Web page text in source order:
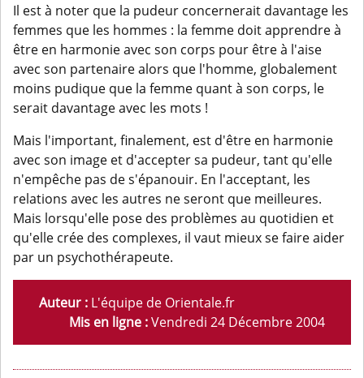
Il est à noter que la pudeur concernerait davantage les
femmes que les hommes : la femme doit apprendre à
être en harmonie avec son corps pour être à l'aise
avec son partenaire alors que l'homme, globalement
moins pudique que la femme quant à son corps, le
serait davantage avec les mots !
Mais l'important, finalement, est d'être en harmonie
avec son image et d'accepter sa pudeur, tant qu'elle
n'empêche pas de s'épanouir. En l'acceptant, les
relations avec les autres ne seront que meilleures.
Mais lorsqu'elle pose des problèmes au quotidien et
qu'elle crée des complexes, il vaut mieux se faire aider
par un psychothérapeute.
Auteur : L'équipe de Orientale.fr
Mis en ligne :Vendredi 24 Décembre 2004